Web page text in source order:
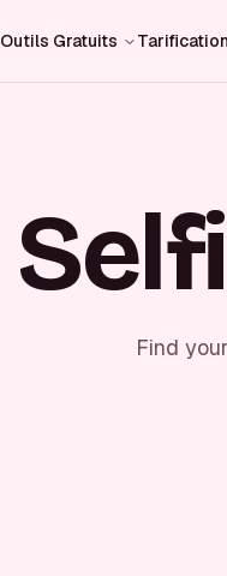
Outils Gratuits Tarification
Find